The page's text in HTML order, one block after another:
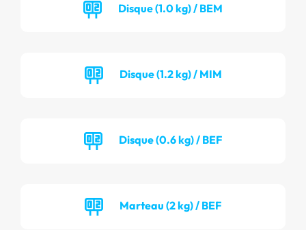
Disque (1.0 kg) / BEM
Disque (1.2 kg) / MIM
Disque (0.6 kg) / BEF
Marteau (2 kg) / BEF